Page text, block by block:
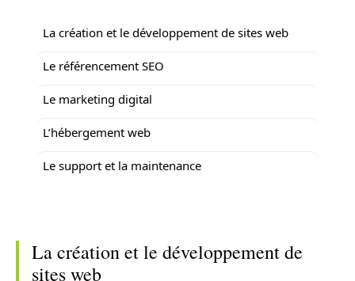
La création et le développement de sites web
Le référencement SEO
Le marketing digital
L’hébergement web
Le support et la maintenance
La création et le développement de
sites web